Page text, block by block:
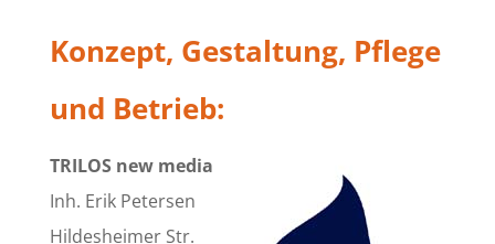
Konzept, Gestaltung, Pflege
und Betrieb:
TRILOS new media
Inh. Erik Petersen
Hildesheimer Str.